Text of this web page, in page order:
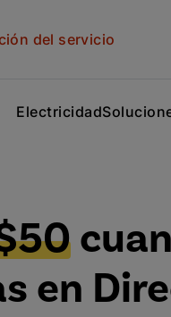
del servicio
Electricidad
en